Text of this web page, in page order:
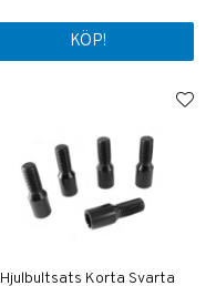
KÖP!
Hjulbultsats Korta Svarta